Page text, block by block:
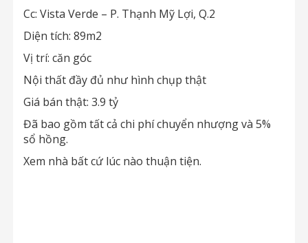
Cc: Vista Verde – P. Thạnh Mỹ Lợi, Q.2
Diện tích: 89m2
Vị trí: căn góc
Nội thất đầy đủ như hình chụp thật
Giá bán thật: 3.9 tỷ
Đã bao gồm tất cả chi phí chuyển nhượng và 5%
sổ hồng.
Xem nhà bất cứ lúc nào thuận tiện.